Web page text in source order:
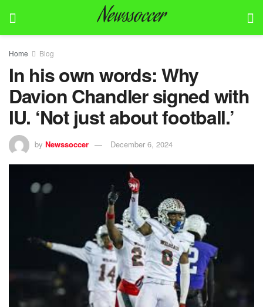
Newssoccer
Home Blog
In his own words: Why
Davion Chandler signed with
IU. ‘Not just about football.’
by Newssoccer December 6, 2024